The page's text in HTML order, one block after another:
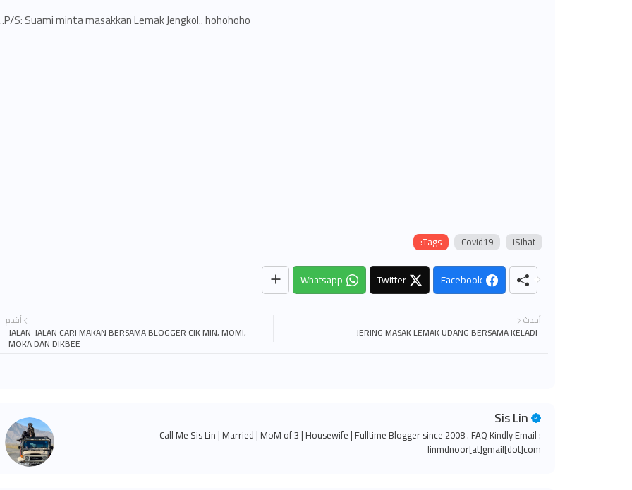
P/S: Suami minta masakkan Lemak Jengkol.. hohohoho..
Tags: Covid19 iSihat
Facebook
Twitter
Whatsapp
أحدث
JERING MASAK LEMAK UDANG BERSAMA KELADI
أقدم
JALAN-JALAN CARI MAKAN BERSAMA BLOGGER CIK MIN, MOMI,
MOKA DAN DIKBEE
Sis Lin
Call Me Sis Lin | Married | MoM of 3 | Housewife | Fulltime Blogger since 2008 . FAQ Kindly Email :
linmdnoor[at]gmail[dot]com